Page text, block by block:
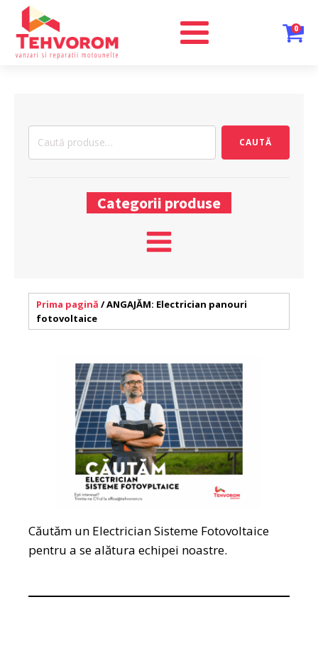
0
Caută
CAUTĂ
Categorii produse
Prima pagină / ANGAJĂM: Electrician panouri
fotovoltaice
Căutăm un Electrician Sisteme Fotovoltaice
pentru a se alătura echipei noastre.